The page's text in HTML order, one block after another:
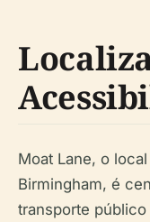
Moat Lane, o
Birmingham, é
transporte